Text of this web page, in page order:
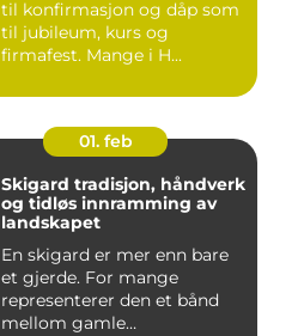
til konfirmasjon og dåp som
til jubileum, kurs og
firmafest. Mange i H...
01. feb
Skigard tradisjon, håndverk
og tidløs innramming av
landskapet
En skigard er mer enn bare
et gjerde. For mange
representerer den et bånd
mellom gamle